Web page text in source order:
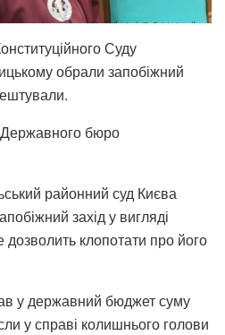
Суду
обрали запобіжний
Державного бюро
районний суд Києва
захід у вигляді
клопотати про його
у державний бюджет суму
у справі колишнього голови